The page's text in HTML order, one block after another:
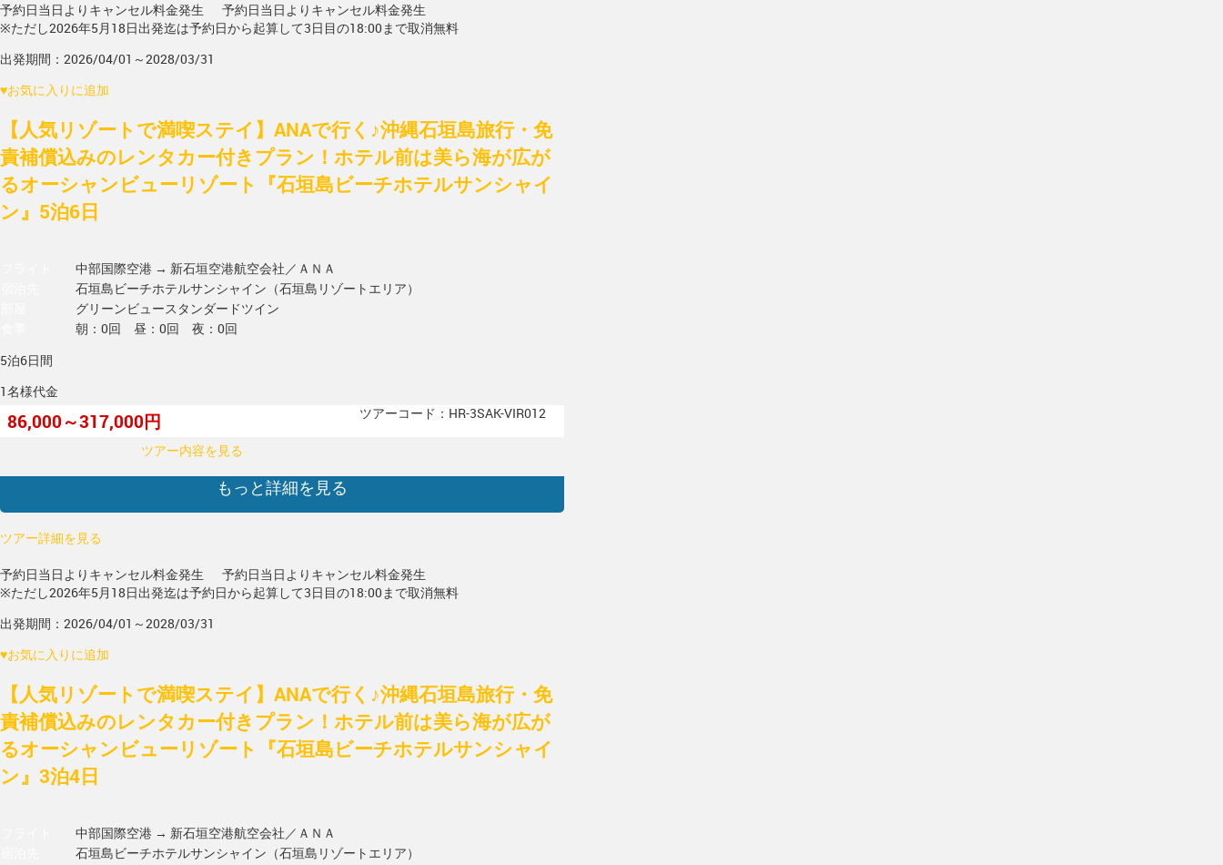
予約日当日よりキャンセル料金発生
予約日当日よりキャンセル料金発生
※ただし2026年5月18日出発迄は予約日から起算して3日目の18:00まで取消無料
出発期間：2026/04/01～2028/03/31
♥お気に入りに追加
【人気リゾートで満喫ステイ】ANAで行く♪沖縄石垣島旅行・免
責補償込みのレンタカー付きプラン！ホテル前は美ら海が広が
るオーシャンビューリゾート『石垣島ビーチホテルサンシャイ
ン』5泊6日
中部国際空港 → 新石垣空港航空会社／ＡＮＡ
石垣島ビーチホテルサンシャイン（石垣島リゾートエリア）
グリーンビュースタンダードツイン
朝：0回 昼：0回 夜：0回
5泊6日間
1名様代金
86,000～317,000円 ツアーコード：HR-3SAK-VIR012
ツアー内容を見る
もっと詳細を見る
ツアー詳細を見る
予約日当日よりキャンセル料金発生
予約日当日よりキャンセル料金発生
※ただし2026年5月18日出発迄は予約日から起算して3日目の18:00まで取消無料
出発期間：2026/04/01～2028/03/31
♥お気に入りに追加
【人気リゾートで満喫ステイ】ANAで行く♪沖縄石垣島旅行・免
責補償込みのレンタカー付きプラン！ホテル前は美ら海が広が
るオーシャンビューリゾート『石垣島ビーチホテルサンシャイ
ン』3泊4日
中部国際空港 → 新石垣空港航空会社／ＡＮＡ
石垣島ビーチホテルサンシャイン（石垣島リゾートエリア）